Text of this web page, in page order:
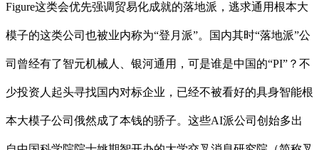
Figure这类会优先强调贸易化成就的落地派，逃求通用根本大
模子的这类公司也被业内称为“登月派”。国内其时“落地派”公
司曾经有了智元机械人、银河通用，可是谁是中国的“PI”？不
少投资人起头寻找国内对标企业，已经不被看好的具身智能根
本大模子公司俄然成了本钱的骄子。这些AI派公司创始多出